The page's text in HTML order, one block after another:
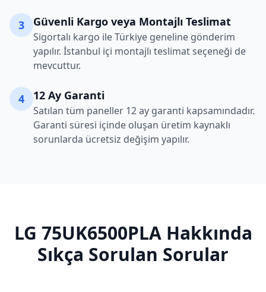
3 Güvenli Kargo veya Montajlı Teslimat
Sigortalı kargo ile Türkiye geneline gönderim
yapılır. İstanbul içi montajlı teslimat seçeneği de
mevcuttur.
4 12 Ay Garanti
Satılan tüm paneller 12 ay garanti kapsamındadır.
Garanti süresi içinde oluşan üretim kaynaklı
sorunlarda ücretsiz değişim yapılır.
LG 75UK6500PLAHakkında
Sıkça Sorulan Sorular